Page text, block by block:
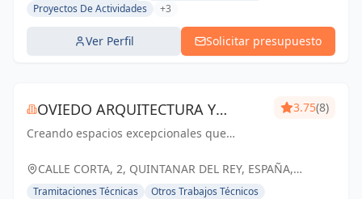
Proyectos De Actividades
+3
Ver Perfil Solicitar presupuesto
OVIEDO ARQUITECTURA Y
CONSTRUCCIÓN
Creando espacios excepcionales que
tiempo. Tu visión, nuestra pasión.
3.75(8)
CALLE CORTA, 2, QUINTANAR DEL REY, ESPAÑA,
España
Tramitaciones Técnicas
Otros Trabajos Técnicos